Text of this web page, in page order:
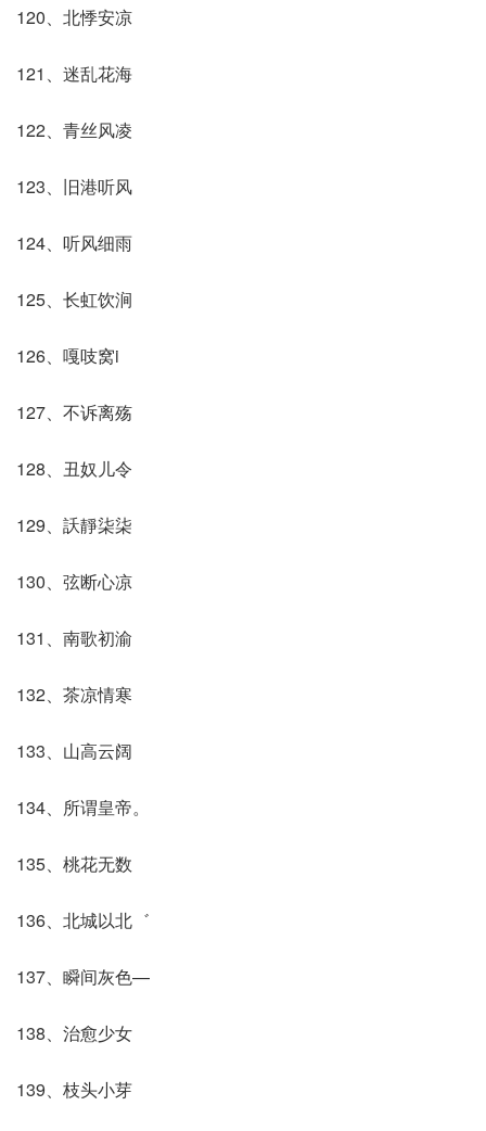
120、北悸安凉
121、迷乱花海
122、青丝风凌
123、旧港听风
124、听风细雨
125、长虹饮涧
126、嘎吱窝i
127、不诉离殇
128、丑奴儿令
129、訞靜柒柒
130、弦断心凉
131、南歌初渝
132、茶凉情寒
133、山高云阔
134、所谓皇帝。
135、桃花无数
136、北城以北゛
137、瞬间灰色—
138、治愈少女
139、枝头小芽